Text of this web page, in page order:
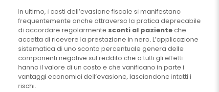
In ultimo, i costi dell’evasione fiscale si manifestano
frequentemente anche attraverso la pratica deprecabile
di accordare regolarmente sconti al pazienteche
accetta di ricevere la prestazione in nero. L’applicazione
sistematica di uno sconto percentuale genera delle
componenti negative sul reddito che a tutti gli effetti
hanno il valore di un costo e che vanificano in parte i
vantaggi economici dell’evasione, lasciandone intatti i
rischi.